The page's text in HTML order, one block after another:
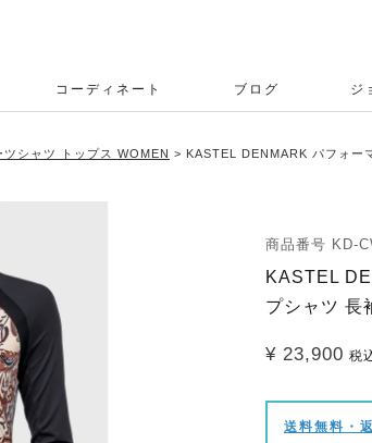
コーディネート ブログ ジ
シャツ トップス WOMEN KASTEL DENMARK パフォー
商品番号 KD-
KASTEL
プシャツ 長
¥ 23,900 税
送料無料・